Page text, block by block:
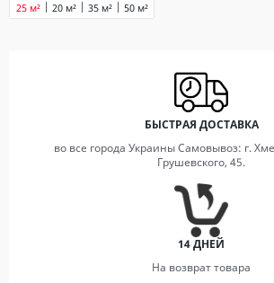
20 м²
25 м² 35 м² 50 м²
БЫСТРАЯ ДОСТАВКА
во все города Украины Самовывоз: г.
Грушевского, 45.
14 ДНЕЙ
На возврат товара